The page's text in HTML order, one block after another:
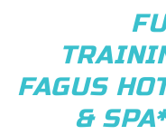
FAGUS
&